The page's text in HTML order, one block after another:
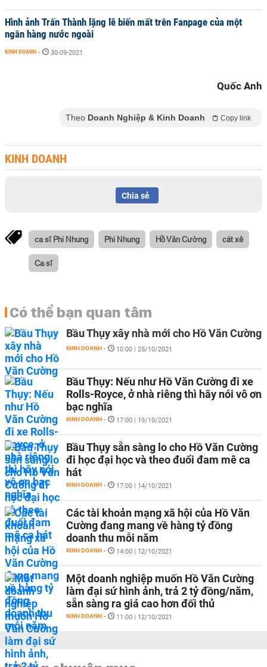
Hình ảnh Trấn Thành lặng lẽ biến mất trên Fanpage của một
ngân hàng nước ngoài
KINH DOANH - 30-09-2021
Quốc Anh
Theo Doanh Nghiệp & Kinh Doanh Copy link
KINH DOANH
Chia sẻ
ca sĩ Phi Nhung Phi Nhung Hồ Văn Cường cát xê
Ca sĩ
Có thể bạn quan tâm
Bầu Thụy xây nhà mới cho Hồ Văn Cường
KINH DOANH - 10:00 | 25/10/2021
Bầu Thụy: Nếu như Hồ Văn Cường đi xe
Rolls-Royce, ở nhà riêng thì hãy nói vô ơn
bạc nghĩa
KINH DOANH - 17:00 | 19/10/2021
Bầu Thụy sẵn sàng lo cho Hồ Văn Cường
đi học đại học và theo đuổi đam mê ca
hát
KINH DOANH - 17:00 | 14/10/2021
Các tài khoản mạng xã hội của Hồ Văn
Cường đang mang về hàng tỷ đồng
doanh thu mỗi năm
KINH DOANH - 14:00 | 12/10/2021
Một doanh nghiệp muốn Hồ Văn Cường
làm đại sứ hình ảnh, trả 2 tỷ đồng/năm,
sẵn sàng ra giá cao hơn đối thủ
KINH DOANH - 11:00 | 12/10/2021